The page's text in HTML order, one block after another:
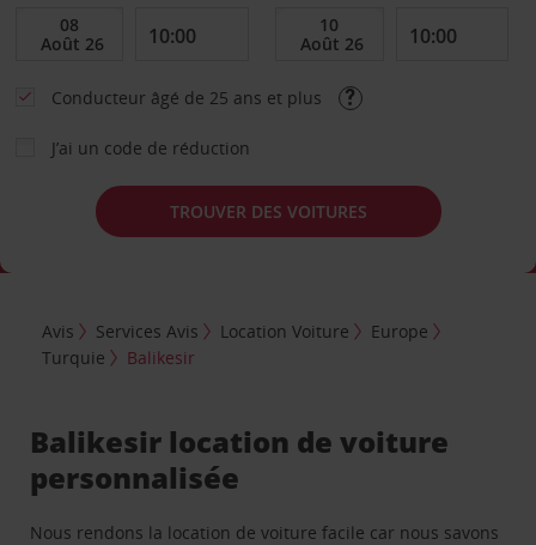
Conducteur âgé de 25 ans et plus
J’ai un code de réduction
TROUVER DES VOITURES
Avis Services Avis Location Voiture
Europe
Turquie
Balikesir
Balikesir location de voiture
personnalisée
Nous rendons la location de voiture facile car nous savons